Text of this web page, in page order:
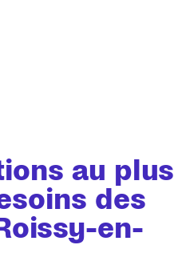
au plus
des
en-